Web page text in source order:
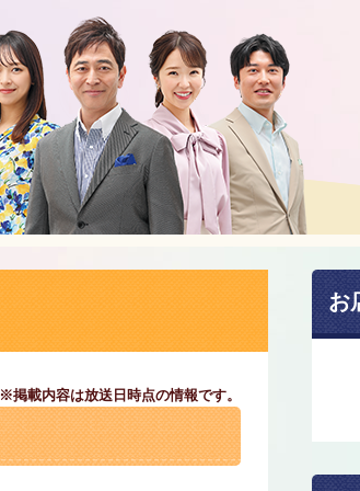
※掲載内容は放送日時点の情報です。
お